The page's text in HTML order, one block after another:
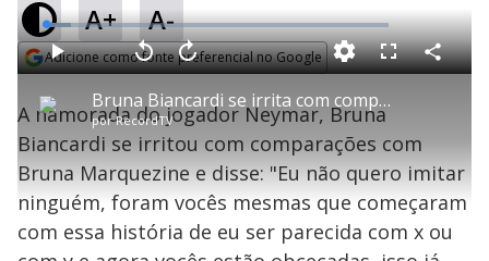
A+ A-
Adicione como fonte preferencial no Google
P
l
a
Bruna Biancardi se irrita com comparações com Bruna Marquezine: 'já passou do limite'
porRecordTV
P V
a
r
0
e
g
n
d
s
A
n
ç
a
1
s
e
u
n
L
o
a
d
e
.
4
2
%
F
l
e
n
C
o
h
A namorada do jogador Neymar, Bruna
Biancardi se irritou com comparações com
Bruna Marquezine e disse: "Eu não quero imitar
ninguém, foram vocês mesmas que começaram
com essa história de eu ser parecida com x ou